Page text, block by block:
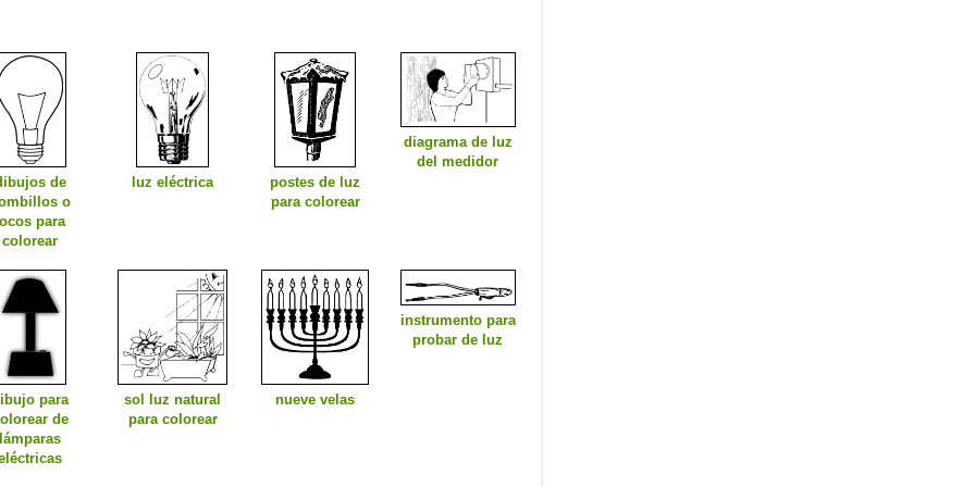
de
o
para
colorear
luz eléctrica
postes de luz
para colorear
diagrama de luz
del medidor
para
de
lámparas
sol luz natural
para colorear
nueve velas
instrumento para
probar de luz